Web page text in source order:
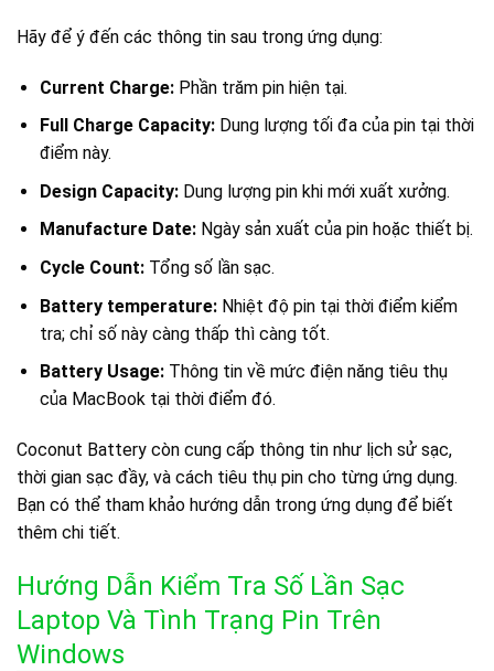
Hãy để ý đến các thông tin sau trong ứng dụng:
Current Charge: Phần trăm pin hiện tại.
Full Charge Capacity: Dung lượng tối đa của pin tại thời
điểm này.
Design Capacity: Dung lượng pin khi mới xuất xưởng.
Manufacture Date: Ngày sản xuất của pin hoặc thiết bị.
Cycle Count: Tổng số lần sạc.
Battery temperature: Nhiệt độ pin tại thời điểm kiểm
tra; chỉ số này càng thấp thì càng tốt.
Battery Usage: Thông tin về mức điện năng tiêu thụ
của MacBook tại thời điểm đó.
Coconut Battery còn cung cấp thông tin như lịch sử sạc,
thời gian sạc đầy, và cách tiêu thụ pin cho từng ứng dụng.
Bạn có thể tham khảo hướng dẫn trong ứng dụng để biết
thêm chi tiết.
Hướng Dẫn Kiểm Tra Số Lần Sạc
Laptop Và Tình Trạng Pin Trên
Windows